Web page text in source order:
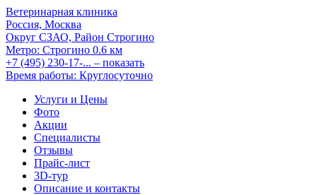
Ветеринарная клиника
Россия, Москва
Округ СЗАО, Район Строгино
Метро: Строгино 0.6 км
+7 (495) 230-17-... – показать
Время работы: Круглосуточно
Услуги и Цены
Фото
Акции
Специалисты
Отзывы
Прайс-лист
3D-тур
Описание и контакты